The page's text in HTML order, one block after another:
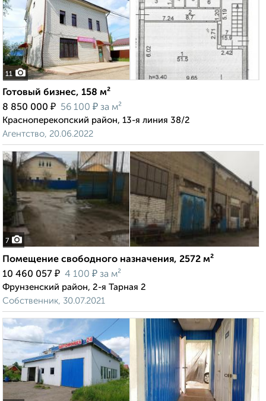
11
Готовый бизнес, 158 м²
8 850 000 ₽ 56 100 ₽ за м²
Красноперекопский район, 13-я линия 38/2
Агентство, 20.06.2022
7
Помещение свободного назначения, 2572 м²
10 460 057 ₽ 4 100 ₽ за м²
Фрунзенский район, 2-я Тарная 2
Собственник, 30.07.2021